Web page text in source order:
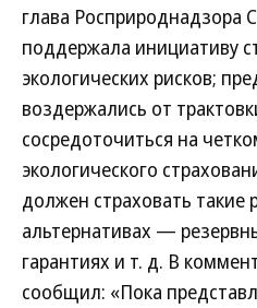
глава Росприроднадзора
поддержала инициативу
экологических рисков;
воздержались от
сосредоточиться на
экологического
должен страховать такие
альтернативах —
гарантиях и т. д. В
сообщил: «Пока